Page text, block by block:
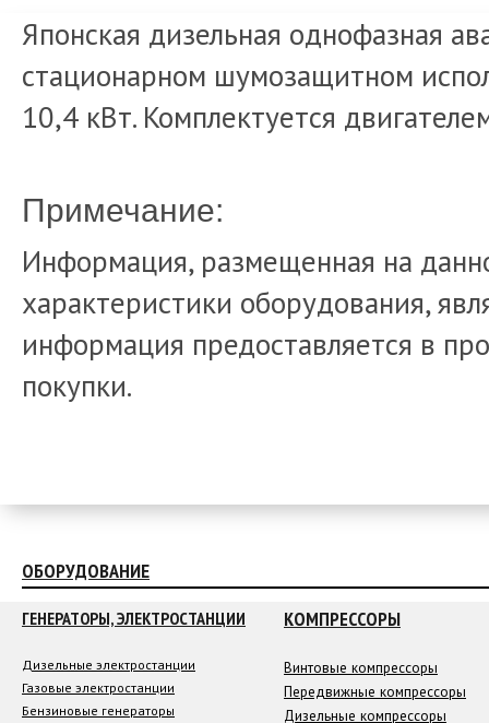
Японская дизельная однофазная
стационарном шумозащитном
10,4 кВт. Комплектуется
Примечание:
Информация, размещенная на
характеристики оборудования,
информация предоставляется в
покупки.
ОБОРУДОВАНИЕ
ГЕНЕРАТОРЫ, ЭЛЕКТРОСТАНЦИИ
Дизельные электростанции
Газовые электростанции
Бензиновые генераторы
КОМПРЕССОРЫ
Винтовые компрессоры
Передвижные компрессоры
Дизельные компрессоры